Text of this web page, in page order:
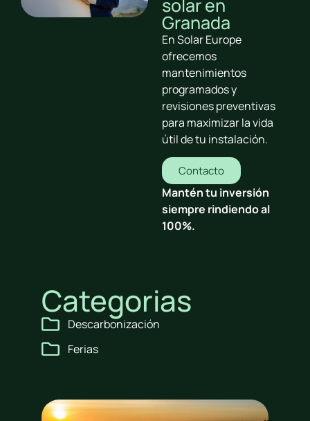
solar en
Granada
En Solar Europe
ofrecemos
mantenimientos
programados y
revisiones preventivas
para maximizar la vida
útil de tu instalación.
Contacto
Mantén tu inversión
siempre rindiendo al
100%.
Categorias
Descarbonización
Ferias